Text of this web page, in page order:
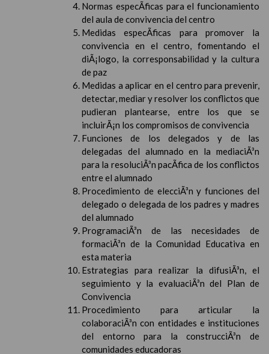
Normas especÃ­ficas para el funcionamiento
del aula de convivencia del centro
Medidas especÃ­ficas para promover la
convivencia en el centro, fomentando el
diÃ¡logo, la corresponsabilidad y la cultura
de paz
Medidas a aplicar en el centro para prevenir,
detectar, mediar y resolver los conflictos que
pudieran plantearse, entre los que se
incluirÃ¡n los compromisos de convivencia
Funciones de los delegados y de las
delegadas del alumnado en la mediaciÃ³n
para la resoluciÃ³n pacÃ­fica de los conflictos
entre el alumnado
Procedimiento de elecciÃ³n y funciones del
delegado o delegada de los padres y madres
del alumnado
ProgramaciÃ³n de las necesidades de
formaciÃ³n de la Comunidad Educativa en
esta materia
Estrategias para realizar la difusiÃ³n, el
seguimiento y la evaluaciÃ³n del Plan de
Convivencia
Procedimiento para articular la
colaboraciÃ³n con entidades e instituciones
del entorno para la construcciÃ³n de
comunidades educadoras